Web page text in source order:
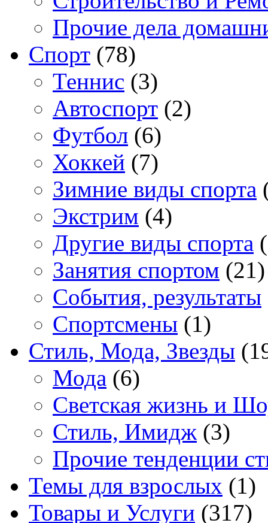
Прочие дела
Спорт (78)
Теннис (3)
Автоспорт (2)
Футбол (6)
Хоккей (7)
Зимние виды спорта
Экстрим (4)
Другие виды спорта
Занятия спортом (21)
События, результаты
Спортсмены (1)
Стиль, Мода, Звезды
Мода (6)
Светская жизнь и
Стиль, Имидж (3)
Прочие тенденции
Темы для взрослых (1)
Товары и Услуги (317)